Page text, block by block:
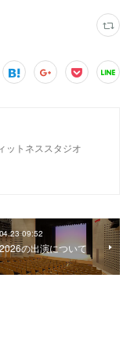
ットネススタジオ
09:52
の出演について